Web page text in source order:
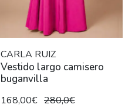
CARLA RUIZ
Vestido largo camisero
buganvilla
168,00€ 280,0€